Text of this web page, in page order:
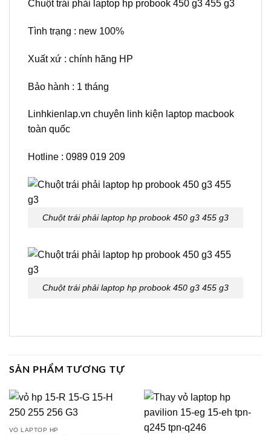
Chuột trái phải laptop hp probook 450 g3 455 g3
Tình trạng : new 100%
Xuất xứ : chính hãng HP
Bảo hành : 1 tháng
Linhkienlap.vn chuyên linh kiện laptop macbook
toàn quốc
Hotline : 0989 019 209
Chuột trái phải laptop hp probook 450 g3 455 g3
Chuột trái phải laptop hp probook 450 g3 455 g3
SẢN PHẨM TƯƠNG TỰ
VỎ LAPTOP HP